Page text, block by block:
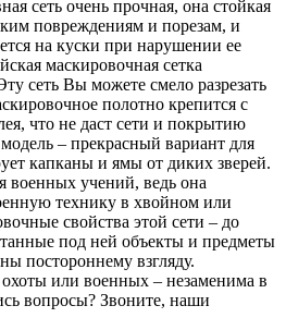
сеть очень прочная, она стойкая
повреждениям и порезам, и
на куски при нарушении ее
маскировочная сетка
сеть Вы можете смело разрезать
полотно крепится с
что не даст сети и покрытию
– прекрасный вариант для
капканы и ямы от диких зверей.
военных учений, ведь она
технику в хвойном или
свойства этой сети – до
под ней объекты и предметы
постороннему взгляду.
или военных – незаменима в
вопросы? Звоните, наши